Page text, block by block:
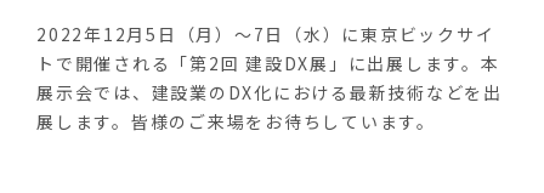
2022年12月5日（月）～7日（水）に東京ビックサイ
トで開催される「第2回 建設DX展」に出展します。本
展示会では、建設業のDX化における最新技術などを出
展します。 皆様のご来場をお待ちしています。